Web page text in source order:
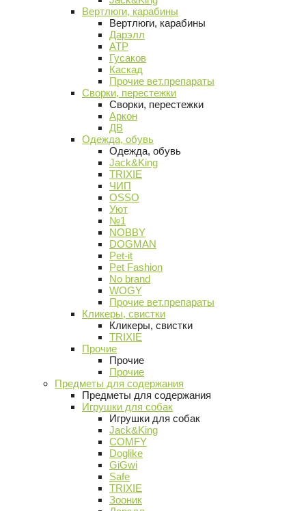
Вертлюги, карабины
Вертлюги, карабины
Дарэлл
АТР
Гусаков
Каскад
Прочие вет.препараты
Сворки, перестежки
Сворки, перестежки
Аркон
ДВ
Одежда, обувь
Одежда, обувь
Jack&King
TRIXIE
ЧИП
OSSO
Уют
№1
NOBBY
DOGMAN
Pet-it
Pet Fashion
No brand
WOGY
Прочие вет.препараты
Кликеры, свистки
Кликеры, свистки
TRIXIE
Прочие
Прочие
Прочие
Предметы для содержания
Предметы для содержания
Игрушки для собак
Игрушки для собак
Jack&King
COMFY
Doglike
GiGwi
Safe
TRIXIE
Зооник